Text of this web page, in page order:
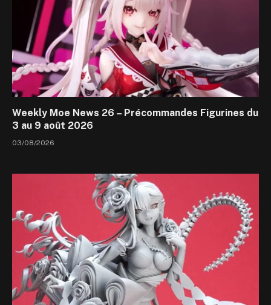
Weekly Moe News 26 – Précommandes Figurines du
3 au 9 août 2026
03/08/2026